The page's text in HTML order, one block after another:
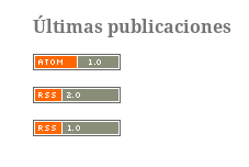
Últimas publicaciones